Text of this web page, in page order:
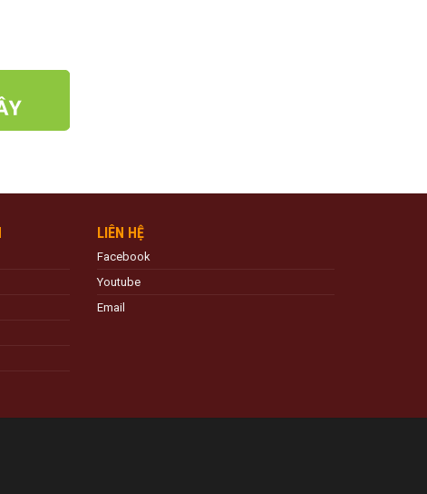
LIÊN HỆ
Facebook
Youtube
Email